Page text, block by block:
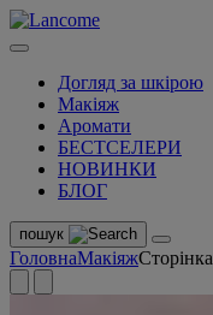
Догляд за шкірою
Макіяж
Аромати
БЕСТСЕЛЕРИ
НОВИНКИ
БЛОГ
пошук
ГоловнаМакіяж